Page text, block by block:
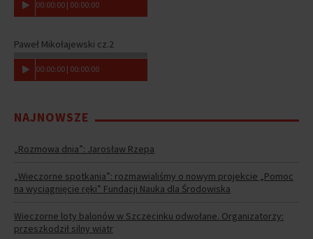
00:00:00 | 00:00:00
Paweł Mikołajewski cz.2
00:00:00 | 00:00:00
NAJNOWSZE
„Rozmowa dnia”: Jarosław Rzepa
„Wieczorne spotkania”: rozmawialiśmy o nowym projekcie „Pomoc
na wyciągnięcie ręki” Fundacji Nauka dla Środowiska
Wieczorne loty balonów w Szczecinku odwołane. Organizatorzy:
przeszkodził silny wiatr